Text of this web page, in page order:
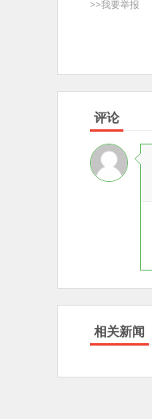
>>我要举报
评论
相关新闻